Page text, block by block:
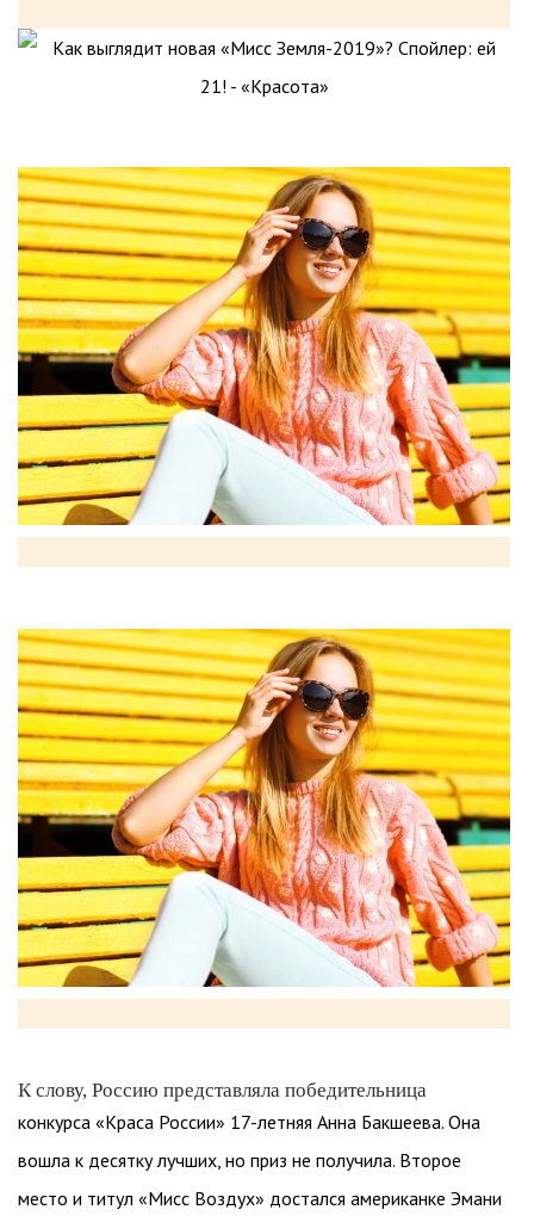
К слову, Россию представляла победительница
конкурса «Краса России» 17-летняя Анна Бакшеева. Она
вошла к десятку лучших, но приз не получила. Второе
место и титул «Мисс Воздух» достался американке Эмани